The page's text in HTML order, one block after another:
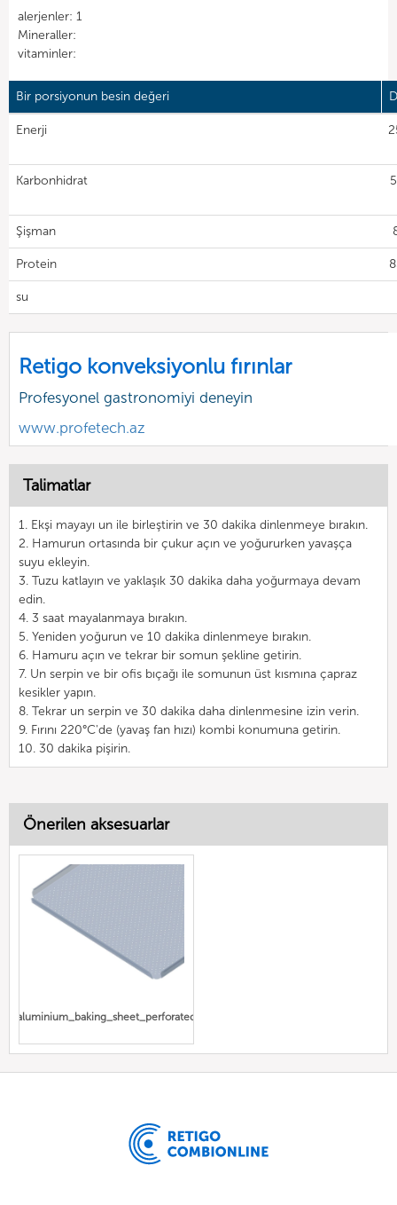
alerjenler: 1
Mineraller:
vitaminler:
Bir porsiyonun besin değeri
Enerji
Karbonhidrat
Şişman
Protein
su
Retigo konveksiyonlu fırınlar
Profesyonel gastronomiyi deneyin
www.profetech.az
Talimatlar
1. Ekşi mayayı un ile birleştirin ve 30 dakika dinlenmeye bırakın.
2. Hamurun ortasında bir çukur açın ve yoğururken yavaşça
suyu ekleyin.
3. Tuzu katlayın ve yaklaşık 30 dakika daha yoğurmaya devam
edin.
4. 3 saat mayalanmaya bırakın.
5. Yeniden yoğurun ve 10 dakika dinlenmeye bırakın.
6. Hamuru açın ve tekrar bir somun şekline getirin.
7. Un serpin ve bir ofis bıçağı ile somunun üst kısmına çapraz
kesikler yapın.
8. Tekrar un serpin ve 30 dakika daha dinlenmesine izin verin.
9. Fırını 220°C'de (yavaş fan hızı) kombi konumuna getirin.
10. 30 dakika pişirin.
Önerilen aksesuarlar
aluminium_baking_sheet_perforated